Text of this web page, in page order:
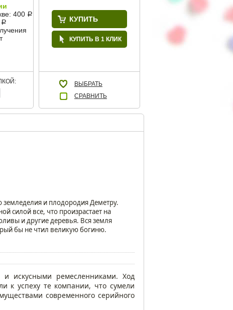
400 Р
Р КУПИТЬ
КУПИТЬ В 1 КЛИК
ВЫБРАТЬ
СРАВНИТЬ
земледелия и плодородия Деметру.
силой все, что произрастает на
и другие деревья. Вся земля
бы не чтил великую богиню.
и искусными ремесленниками. Ход
к успеху те компании, что сумели
современного серийного